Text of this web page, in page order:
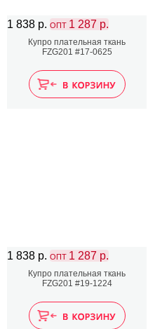
1 838 р. ОПТ 1 287 р.
Купро плательная ткань
FZG201 #17-0625
1 838 р. ОПТ 1 287 р.
Купро плательная ткань
FZG201 #19-1224